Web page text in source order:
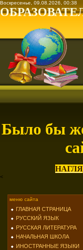
Воскресенье,
Было бы
<
меню сайта
ГЛАВНАЯ СТРАНИЦА
РУССКИЙ ЯЗЫК
РУССКАЯ ЛИТЕРАТУРА
НАЧАЛЬНАЯ ШКОЛА
ИНОСТРАННЫЕ ЯЗЫКИ